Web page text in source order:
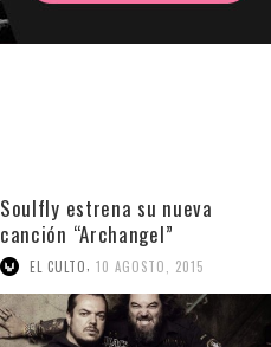
Soulfly estrena su nueva
canción “Archangel”
EL CULTO 10 AGOSTO, 2015